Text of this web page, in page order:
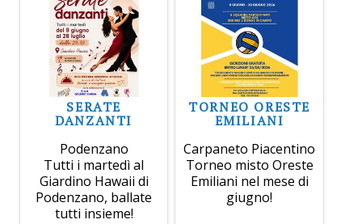
SERATE
DANZANTI
Podenzano
Tutti i martedì al
Giardino Hawaii di
Podenzano, ballate
tutti insieme!
TORNEO ORESTE
EMILIANI
Carpaneto Piacentino
Torneo misto Oreste
Emiliani nel mese di
giugno!